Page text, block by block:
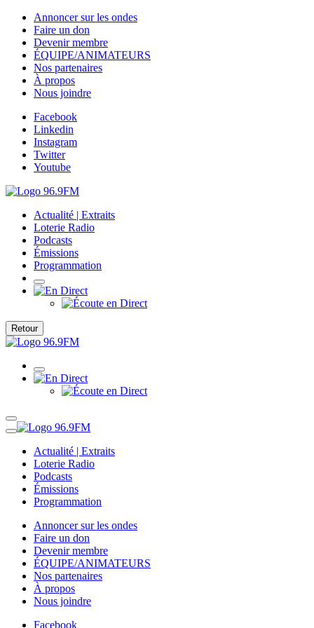
Annoncer sur les ondes
Faire un don
Devenir membre
ÉQUIPE/ANIMATEURS
Nos partenaires
À propos
Nous joindre
Facebook
Linkedin
Instagram
Twitter
Youtube
Actualité | Extraits
Loterie Radio
Podcasts
Émissions
Programmation
Retour
Actualité | Extraits
Loterie Radio
Podcasts
Émissions
Programmation
Annoncer sur les ondes
Faire un don
Devenir membre
ÉQUIPE/ANIMATEURS
Nos partenaires
À propos
Nous joindre
Facebook